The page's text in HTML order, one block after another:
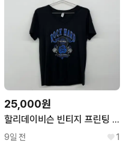
25,000원
할리데이비슨 빈티지 프린팅 반팔티셔츠 블랙 여성L
9일 전 1